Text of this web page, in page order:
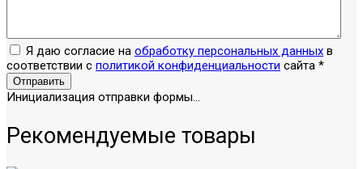
Я даю согласие на обработку персональных данных в
соответствии с политикой конфиденциальности сайта *
Отправить
Инициализация отправки формы...
Рекомендуемые товары